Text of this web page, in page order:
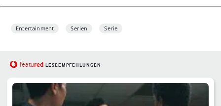
Entertainment Serien Serie
featured LESEEMPFEHLUNGEN